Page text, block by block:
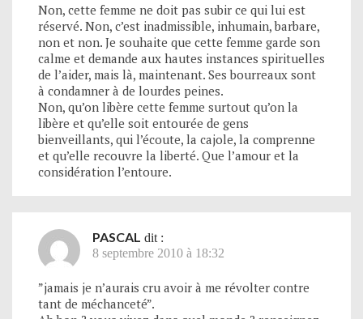
Non, cette femme ne doit pas subir ce qui lui est
réservé. Non, c’est inadmissible, inhumain, barbare,
non et non. Je souhaite que cette femme garde son
calme et demande aux hautes instances spirituelles
de l’aider, mais là, maintenant. Ses bourreaux sont
à condamner à de lourdes peines.
Non, qu’on libère cette femme surtout qu’on la
libère et qu’elle soit entourée de gens
bienveillants, qui l’écoute, la cajole, la comprenne
et qu’elle recouvre la liberté. Que l’amour et la
considération l’entoure.
PASCAL dit :
8 septembre 2010 à 18:32
”jamais je n’aurais cru avoir à me révolter contre
tant de méchanceté”.